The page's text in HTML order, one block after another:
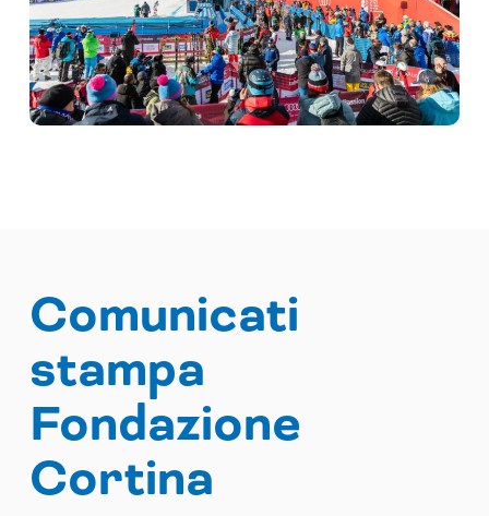
Comunicati
stampa
Fondazione
Cortina